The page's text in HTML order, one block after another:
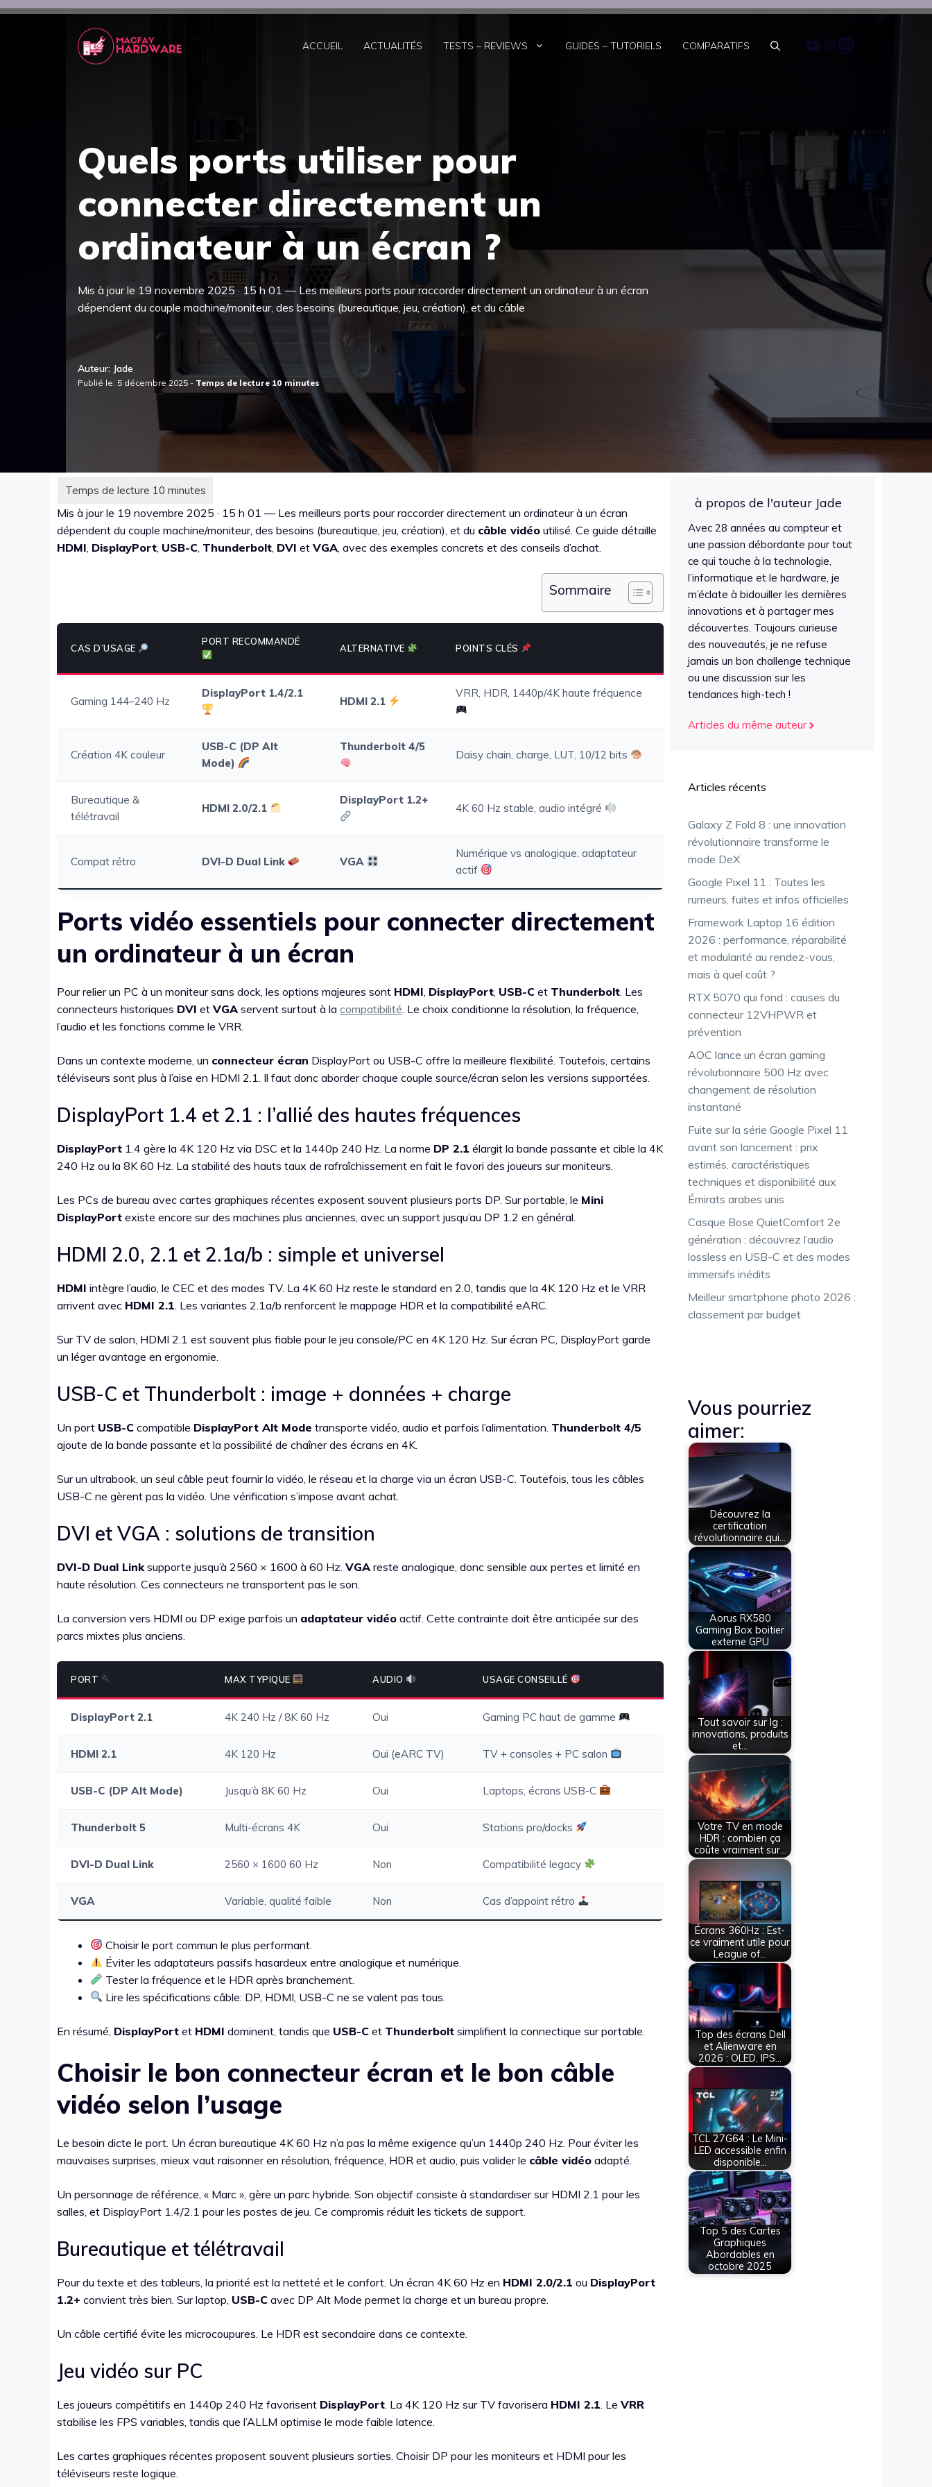
Aller
ACCUEIL ACTUALITÉS TESTS – REVIEWS GUIDES – TUTORIELS COMPARATIFS Youtube
Pinterest
Mastodon
Quels ports utiliser pour
connecter directement un
ordinateur à un écran ?
Mis à jour le 19 novembre 2025 · 15 h 01 — Les meilleurs ports pour raccorder directement un ordinateur à un écran
dépendent du couple machine/moniteur, des besoins (bureautique, jeu, création), et du câble
Auteur: Jade
Publié le: 5 décembre 2025 -
Mis à jour le 19 novembre 2025 · 15 h 01 — Les meilleurs ports pour raccorder directement un ordinateur à un écran
dépendent du couple machine/moniteur, des besoins (bureautique, jeu, création), et du câble vidéo utilisé. Ce guide détaille
HDMI, DisplayPort, USB-C, Thunderbolt, DVI et VGA, avec des exemples concrets et des conseils d’achat.
Sommaire
CAS D’USAGE
PORT RECOMMANDÉ
ALTERNATIVE POINTS CLÉS
Gaming 144–240 Hz
DisplayPort 1.4/2.1
HDMI 2.1
VRR, HDR, 1440p/4K haute fréquence
Création 4K couleur
USB-C (DP Alt
Mode)
Thunderbolt 4/5
Daisy chain, charge, LUT, 10/12 bits
Bureautique &
télétravail
HDMI 2.0/2.1
DisplayPort 1.2+
4K 60 Hz stable, audio intégré
Compat rétro DVI-D Dual Link VGA
Numérique vs analogique, adaptateur
actif
Ports vidéo essentiels pour connecter directement
un ordinateur à un écran
Pour relier un PC à un moniteur sans dock, les options majeures sont HDMI DisplayPort USB-C et Thunderbolt . Les
connecteurs historiques DVI et VGA servent surtout à la compatibilité . Le choix conditionne la résolution, la fréquence,
l’audio et les fonctions comme le VRR.
Dans un contexte moderne, un connecteur écran DisplayPort ou USB-C offre la meilleure flexibilité. Toutefois, certains
téléviseurs sont plus à l’aise en HDMI 2.1. Il faut donc aborder chaque couple source/écran selon les versions supportées.
DisplayPort 1.4 et 2.1 : l’allié des hautes fréquences
DisplayPort 1.4 gère la 4K 120 Hz via DSC et la 1440p 240 Hz. La norme DP 2.1 élargit la bande passante et cible la 4K
240 Hz ou la 8K 60 Hz. La stabilité des hauts taux de rafraîchissement en fait le favori des joueurs sur moniteurs.
Les PCs de bureau avec cartes graphiques récentes exposent souvent plusieurs ports DP. Sur portable, le Mini
DisplayPort existe encore sur des machines plus anciennes, avec un support jusqu’au DP 1.2 en général.
HDMI 2.0, 2.1 et 2.1a/b : simple et universel
HDMI intègre l’audio, le CEC et des modes TV. La 4K 60 Hz reste le standard en 2.0, tandis que la 4K 120 Hz et le VRR
arrivent avec HDMI 2.1 . Les variantes 2.1a/b renforcent le mappage HDR et la compatibilité eARC.
Sur TV de salon, HDMI 2.1 est souvent plus fiable pour le jeu console/PC en 4K 120 Hz. Sur écran PC, DisplayPort garde
un léger avantage en ergonomie.
USB-C et Thunderbolt : image + données + charge
Un port USB-C compatible DisplayPort Alt Mode transporte vidéo, audio et parfois l’alimentation. Thunderbolt 4/5
ajoute de la bande passante et la possibilité de chaîner des écrans en 4K.
Sur un ultrabook, un seul câble peut fournir la vidéo, le réseau et la charge via un écran USB-C. Toutefois, tous les câbles
USB-C ne gèrent pas la vidéo. Une vérification s’impose avant achat.
DVI et VGA : solutions de transition
DVI-D Dual Link supporte jusqu’à 2560 × 1600 à 60 Hz. VGA reste analogique, donc sensible aux pertes et limité en
haute résolution. Ces connecteurs ne transportent pas le son.
La conversion vers HDMI ou DP exige parfois un adaptateur vidéo actif. Cette contrainte doit être anticipée sur des
parcs mixtes plus anciens.
PORT MAX TYPIQUE AUDIO USAGE CONSEILLÉ
DisplayPort 2.1 4K 240 Hz / 8K 60 Hz Oui Gaming PC haut de gamme
HDMI 2.1 4K 120 Hz Oui (eARC TV) TV + consoles + PC salon
USB-C (DP Alt Mode) Jusqu’à 8K 60 Hz Oui Laptops, écrans USB-C
Thunderbolt 5 Multi-écrans 4K Oui Stations pro/docks
DVI-D Dual Link 2560 × 1600 60 Hz Non Compatibilité legacy
VGA Variable, qualité faible Non Cas d’appoint rétro
Choisir le port commun le plus performant.
Éviter les adaptateurs passifs hasardeux entre analogique et numérique.
Tester la fréquence et le HDR après branchement.
Lire les spécifications câble: DP, HDMI, USB-C ne se valent pas tous.
En résumé, DisplayPort et HDMI dominent, tandis que USB-C et Thunderbolt simplifient la connectique sur portable.
Choisir le bon connecteur écran et le bon câble
vidéo selon l’usage
Le besoin dicte le port. Un écran bureautique 4K 60 Hz n’a pas la même exigence qu’un 1440p 240 Hz. Pour éviter les
mauvaises surprises, mieux vaut raisonner en résolution, fréquence, HDR et audio, puis valider le câble vidéo adapté.
Un personnage de référence, « Marc », gère un parc hybride. Son objectif consiste à standardiser sur HDMI 2.1 pour les
salles, et DisplayPort 1.4/2.1 pour les postes de jeu. Ce compromis réduit les tickets de support.
Bureautique et télétravail
Pour du texte et des tableurs, la priorité est la netteté et le confort. Un écran 4K 60 Hz en HDMI 2.0/2.1 ou DisplayPort
1.2+ convient très bien. Sur laptop, USB-C avec DP Alt Mode permet la charge et un bureau propre.
Un câble certifié évite les microcoupures. Le HDR est secondaire dans ce contexte.
Jeu vidéo sur PC
Les joueurs compétitifs en 1440p 240 Hz favorisent DisplayPort . La 4K 120 Hz sur TV favorisera HDMI 2.1 . Le VRR
stabilise les FPS variables, tandis que l’ALLM optimise le mode faible latence.
Les cartes graphiques récentes proposent souvent plusieurs sorties. Choisir DP pour les moniteurs et HDMI pour les
téléviseurs reste logique.
à propos de l'auteur Jade
Avec 28 années au compteur et
une passion débordante pour tout
ce qui touche à la technologie,
l’informatique et le hardware, je
m’éclate à bidouiller les dernières
innovations et à partager mes
découvertes. Toujours curieuse
des nouveautés, je ne refuse
jamais un bon challenge technique
ou une discussion sur les
tendances high-tech !
Articles du même auteur
Articles récents
Galaxy Z Fold 8 : une innovation
révolutionnaire transforme le
mode DeX
Google Pixel 11 : Toutes les
rumeurs, fuites et infos officielles
Framework Laptop 16 édition
2026 : performance, réparabilité
et modularité au rendez-vous,
mais à quel coût ?
RTX 5070 qui fond : causes du
connecteur 12VHPWR et
prévention
AOC lance un écran gaming
révolutionnaire 500 Hz avec
changement de résolution
instantané
Fuite sur la série Google Pixel 11
avant son lancement : prix
estimés, caractéristiques
techniques et disponibilité aux
Émirats arabes unis
Casque Bose QuietComfort 2e
génération : découvrez l’audio
lossless en USB-C et des modes
immersifs inédits
Meilleur smartphone photo 2026 :
classement par budget
Vous pourriez
aimer:
Découvrez la
certification
révolutionnaire qui…
Aorus RX580
Gaming Box boitier
externe GPU
Tout savoir sur lg :
innovations, produits
et…
Votre TV en mode
HDR : combien ça
coûte vraiment sur…
Écrans 360Hz : Est-
ce vraiment utile pour
League of…
Top des écrans Dell
et Alienware en
2026 : OLED, IPS…
TCL 27G64 : Le Mini-
LED accessible enfin
disponible…
Top 5 des Cartes
Graphiques
Abordables en
octobre 2025